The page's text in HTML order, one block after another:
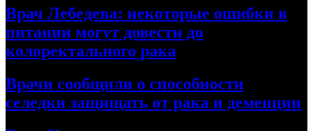
Врач Лебедева: некоторые ошибки в
питании могут довести до
колоректального рака
Врачи сообщили о способности
селедки защищать от рака и деменции